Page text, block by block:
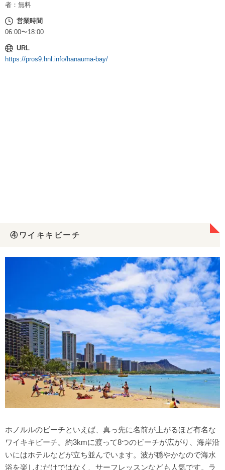
者：無料
営業時間
06:00〜18:00
URL
https://pros9.hnl.info/hanauma-bay/
④ワイキキビーチ
ホノルルのビーチといえば、真っ先に名前が上がるほど有名な
ワイキキビーチ。約3kmに渡って8つのビーチが広がり、海岸沿
いにはホテルなどが立ち並んでいます。波が穏やかなので海水
浴を楽しむだけではなく、サーフレッスンなども人気です。ラ